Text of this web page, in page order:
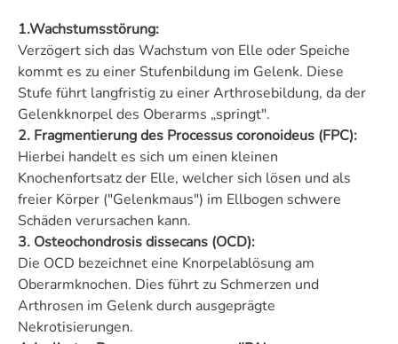
1.Wachstumsstörung:
Verzögert sich das Wachstum von Elle oder Speiche
kommt es zu einer Stufenbildung im Gelenk. Diese
Stufe führt langfristig zu einer Arthrosebildung, da der
Gelenkknorpel des Oberarms „springt".
2. Fragmentierung des Processus coronoideus (FPC):
Hierbei handelt es sich um einen kleinen
Knochenfortsatz der Elle, welcher sich lösen und als
freier Körper ("Gelenkmaus") im Ellbogen schwere
Schäden verursachen kann.
3. Osteochondrosis dissecans (OCD):
Die OCD bezeichnet eine Knorpelablösung am
Oberarmknochen. Dies führt zu Schmerzen und
Arthrosen im Gelenk durch ausgeprägte
Nekrotisierungen.